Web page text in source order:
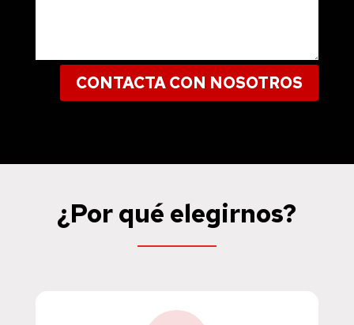
CONTACTA CON NOSOTROS
¿Por qué elegirnos?